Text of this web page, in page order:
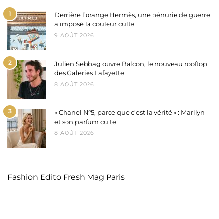
1
Derrière l’orange Hermès, une pénurie de guerre
a imposé la couleur culte
9 AOÛT 2026
2
Julien Sebbag ouvre Balcon, le nouveau rooftop
des Galeries Lafayette
8 AOÛT 2026
3
« Chanel N°5, parce que c’est la vérité » : Marilyn
et son parfum culte
8 AOÛT 2026
Fashion Edito Fresh Mag Paris